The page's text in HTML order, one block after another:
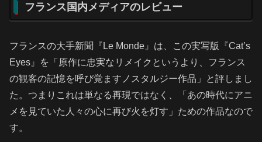
フランス国内メディアのレビュー
フランスの大手新聞『Le Monde』は、この実写版『Cat’s
Eyes』を「原作に忠実なリメイクというより、フランス
の観客の記憶を呼び覚ますノスタルジー作品」と評しまし
た。つまりこれは単なる再現ではなく、「あの時代にアニ
メを見ていた人々の心に再び火を灯す」ための作品なので
す。